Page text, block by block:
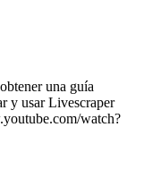
una guía
y usar Livescraper
watch?